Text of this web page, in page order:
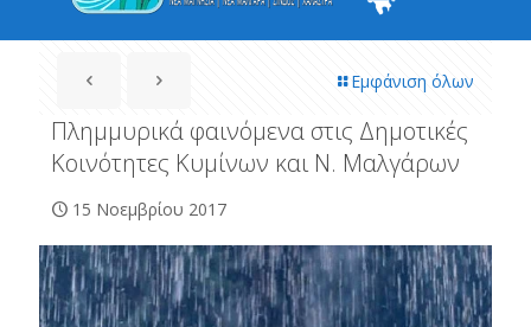
Εμφάνιση όλων
Πλημμυρικά φαινόμενα στις Δημοτικές
Κοινότητες Κυμίνων και Ν. Μαλγάρων
15 Νοεμβρίου 2017